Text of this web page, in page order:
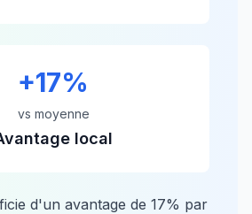
+17%
vs moyenne
local
d'un avantage de 17% par